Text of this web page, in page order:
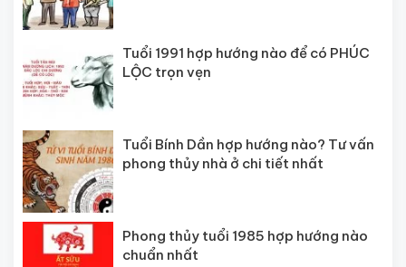
Tuổi 1991 hợp hướng nào để có PHÚC
LỘC trọn vẹn
Tuổi Bính Dần hợp hướng nào? Tư vấn
phong thủy nhà ở chi tiết nhất
Phong thủy tuổi 1985 hợp hướng nào
chuẩn nhất